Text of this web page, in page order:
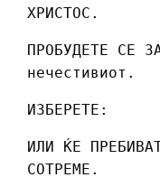
ХРИСТОС.
ПРОБУДЕТЕ СЕ
нечестивиот.
ИЗБЕРЕТЕ:
ИЛИ ЌЕ
СОТРЕМЕ.